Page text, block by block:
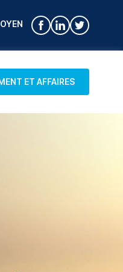
ET AFFAIRES